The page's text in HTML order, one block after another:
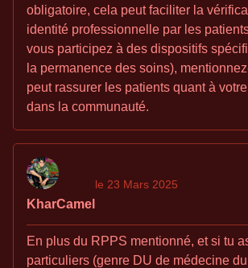
obligatoire, cela peut faciliter la
identité professionnelle par les
vous participez à des dispositifs
la permanence des soins),
peut rassurer les patients quant à
dans la communauté.
KharCamel
le 23 Mars 2025
En plus du RPPS mentionné, et si tu
particuliers (genre DU de médecine